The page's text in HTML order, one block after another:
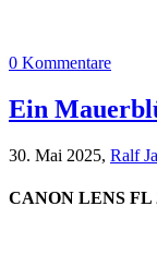
0 Kommentare
Ein
30. Mai 2025, Ralf
CANON LENS FL